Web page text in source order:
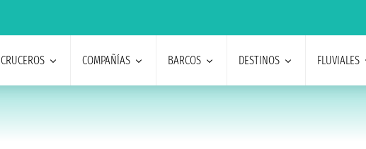
CRUCEROS COMPAÑÍAS BARCOS DESTINOS FLUVIALES